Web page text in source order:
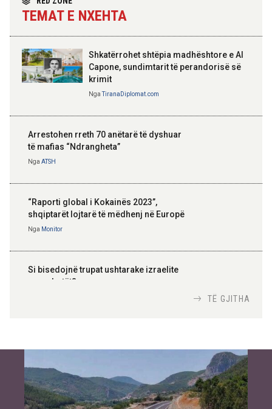
TEMAT E NXEHTA
Shkatërrohet shtëpia madhështore e Al
Capone, sundimtarit të perandorisë së
krimit
NgaTiranaDiplomat.com
Arrestohen rreth 70 anëtarë të dyshuar
të mafias “Ndrangheta”
Nga ATSH
“Raporti global i Kokainës 2023”,
shqiptarët lojtarë të mëdhenj në Europë
Nga Monitor
Si bisedojnë trupat ushtarake izraelite
me robotët?
inteligjente izraelite
TË GJITHA